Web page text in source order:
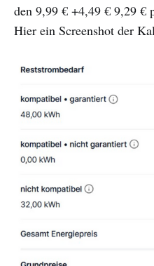
den 9,99 € +4,49 € 9,29 €
Hier ein Screenshot der